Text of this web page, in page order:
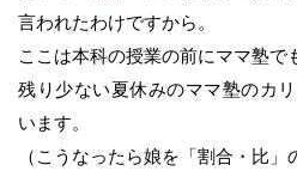
言われたわけですから。
ここは本科の授業の前にママ塾で
残り少ない夏休みのママ塾のカ
います。
（こうなったら娘を「割合・比」